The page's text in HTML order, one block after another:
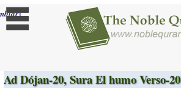
]
Ad Dójan-20, Sura El humo Verso-20